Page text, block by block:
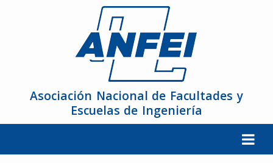
Asociación Nacional de Facultades y
Escuelas de Ingeniería